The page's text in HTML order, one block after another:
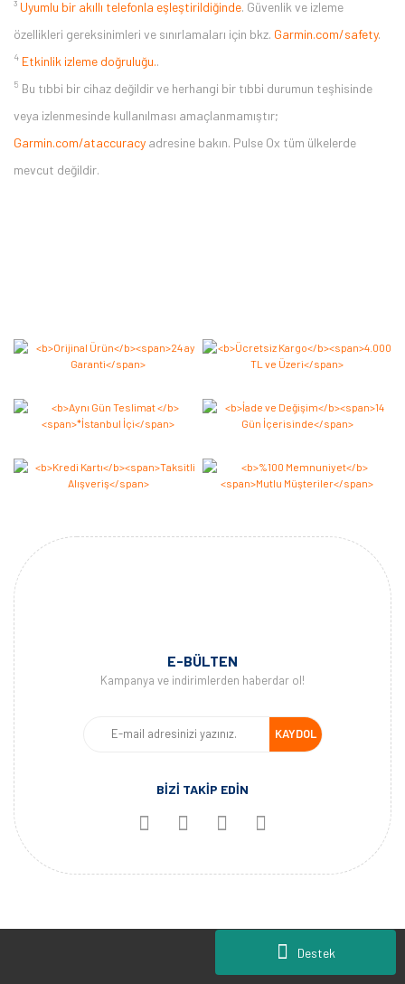
Destek
³ Uyumlu bir akıllı telefonla eşleştirildiğinde. Güvenlik ve izleme
özellikleri gereksinimleri ve sınırlamaları için bkz. Garmin.com/safety.
4 Etkinlik izleme doğruluğu..
5 Bu tıbbi bir cihaz değildir ve herhangi bir tıbbi durumun teşhisinde
veya izlenmesinde kullanılması amaçlanmamıştır;
Garmin.com/ataccuracy adresine bakın. Pulse Ox tüm ülkelerde
mevcut değildir.
E-BÜLTEN
Kampanya ve indirimlerden haberdar ol!
KAYDOL
BİZİ TAKİP EDİN